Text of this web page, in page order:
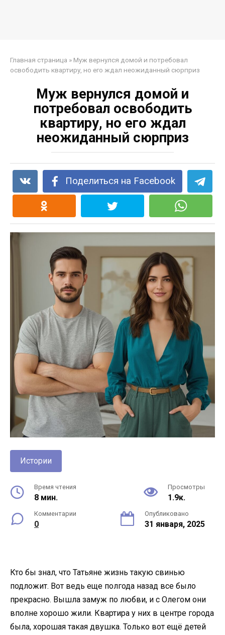
Главная страница » Муж вернулся домой и потребовал
освободить квартиру, но его ждал неожиданный сюрприз
Муж вернулся домой и
потребовал освободить
квартиру, но его ждал
неожиданный сюрприз
Поделиться на Facebook
Истории
Время чтения
8 мин.
Просмотры
1.9к.
Комментарии
0
Опубликовано
31 января, 2025
Кто бы знал, что Татьяне жизнь такую свинью
подложит. Вот ведь еще полгода назад все было
прекрасно. Вышла замуж по любви, и с Олегом они
вполне хорошо жили. Квартира у них в центре города
была, хорошая такая двушка. Только вот ещё детей